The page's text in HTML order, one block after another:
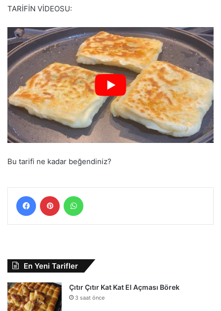
TARİFİN VİDEOSU:
Bu tarifi ne kadar beğendiniz?
FacebookPinterest
En Yeni Tarifler
Çıtır Çıtır Kat Kat El Açması Börek
3 saat önce